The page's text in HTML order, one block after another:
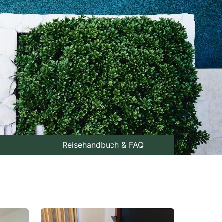
Reisehandbuch & FAQ